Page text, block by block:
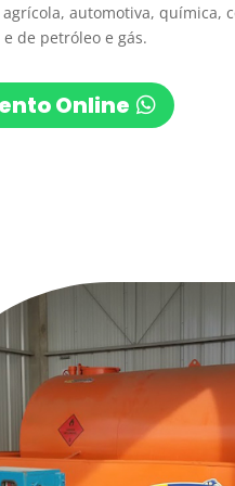
automotiva, química,
de petróleo e gás.
Online